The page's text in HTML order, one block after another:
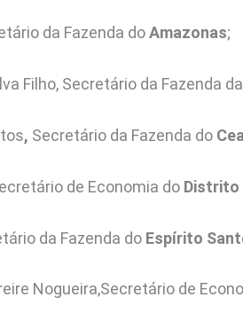
da Fazenda doAmazonas;
Filho, Secretário da Fazenda da
, Secretário da Fazenda do
de Economia do Distrito
da Fazenda do Espírito
Nogueira,Secretário de